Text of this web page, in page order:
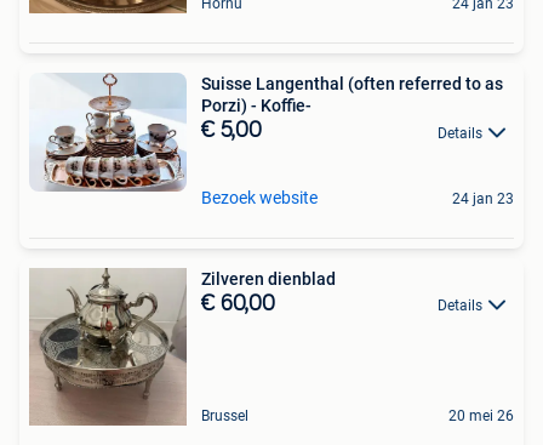
Hornu 24 jan 23
Suisse Langenthal (often referred to as
Porzi) - Koffie-
€ 5,00 Details
Bezoek website 24 jan 23
Zilveren dienblad
€ 60,00 Details
Brussel 20 mei 26